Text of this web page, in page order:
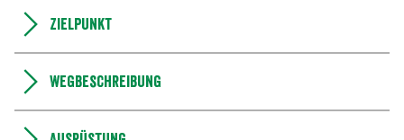
Zielpunkt
Wegbeschreibung